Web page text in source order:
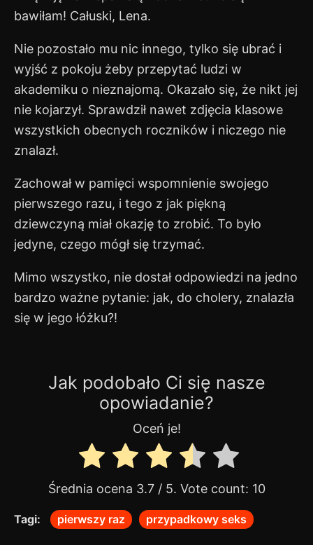
bawiłam! Całuski, Lena.
Nie pozostało mu nic innego, tylko się ubrać i
wyjść z pokoju żeby przepytać ludzi w
akademiku o nieznajomą. Okazało się, że nikt jej
nie kojarzył. Sprawdził nawet zdjęcia klasowe
wszystkich obecnych roczników i niczego nie
znalazł.
Zachował w pamięci wspomnienie swojego
pierwszego razu, i tego z jak piękną
dziewczyną miał okazję to zrobić. To było
jedyne, czego mógł się trzymać.
Mimo wszystko, nie dostał odpowiedzi na jedno
bardzo ważne pytanie: jak, do cholery, znalazła
się w jego łóżku?!
Jak podobało Ci się nasze
opowiadanie?
Oceń je!
Średnia ocena 3.7/ 5. Vote count: 10
Tagi: pierwszy raz przypadkowy seks